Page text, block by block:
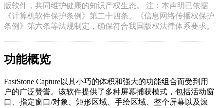
版软件，共同维护健康的知识产权生态。 注：本声明已依据
《计算机软件保护条例》第二十四条、《信息网络传播权保护
条例》第六条等法规制定，确保符合我国版权法律体系要求。
功能概览
FastStone Capture以其小巧的体积和强大的功能组合而受到用
户的广泛赞誉。该软件提供了多种屏幕捕获模式，包括活动窗
口、指定窗口/对象、矩形区域、手绘区域、整个屏幕以及滚